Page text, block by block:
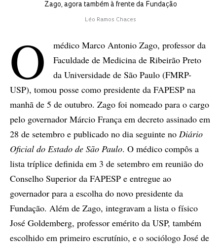
Zago, agora também à frente da Fundação
Léo Ramos Chaces
O
médico Marco Antonio Zago, professor da
Faculdade de Medicina de Ribeirão Preto
da Universidade de São Paulo (FMRP-
USP), tomou posse como presidente da FAPESP na
manhã de 5 de outubro. Zago foi nomeado para o cargo
pelo governador Márcio França em decreto assinado em
28 de setembro e publicado no dia seguinte no Diário
Oficial do Estado de São Paulo. O médico compôs a
lista tríplice definida em 3 de setembro em reunião do
Conselho Superior da FAPESP e entregue ao
governador para a escolha do novo presidente da
Fundação. Além de Zago, integravam a lista o físico
José Goldemberg, professor emérito da USP, também
escolhido em primeiro escrutínio, e o sociólogo José de